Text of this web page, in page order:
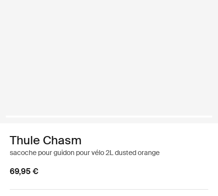
Thule Chasm
sacoche pour guidon pour vélo 2L dusted orange
69,95 €